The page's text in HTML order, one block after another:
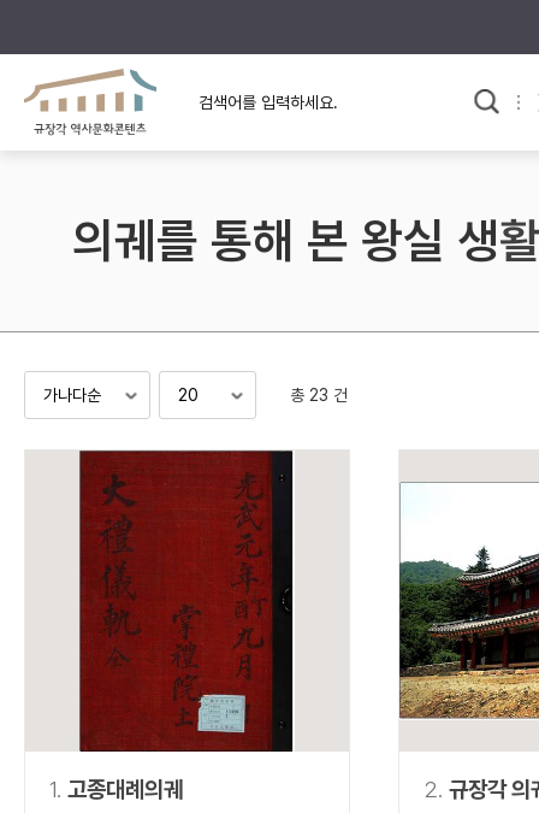
규장각의 어제와 오늘
규장각 소개영상
사료와 문학으로 본
고대
고려
조선 후기
검색 연산자 사용안내
AND
“정조”와 “정약
색
OR “정조” 또는 “정
NOT
“정조”가 나온
료를 검색
의궤를 통해 본 왕실 생
총 23 건
1. 고종대례의궤 2. 규장각 의